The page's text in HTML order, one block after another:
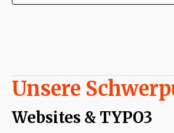
Unsere
Websites & TYPO3